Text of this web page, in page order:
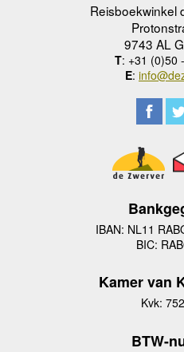
Reisboekwinkel
9743 AL
T: +31 (0)50
E:
IBAN: NL11
BIC:
Kamer van
Kvk:
BTW-